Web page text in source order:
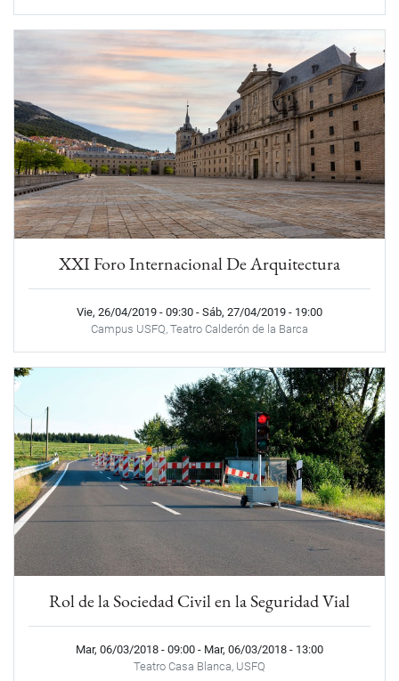
XXI Foro Internacional De Arquitectura
Vie, 26/04/2019 - 09:30 - Sáb, 27/04/2019 - 19:00
Campus USFQ, Teatro Calderón de la Barca
Rol de la Sociedad Civil en la Seguridad Vial
Mar, 06/03/2018 - 09:00 - Mar, 06/03/2018 - 13:00
Teatro Casa Blanca, USFQ